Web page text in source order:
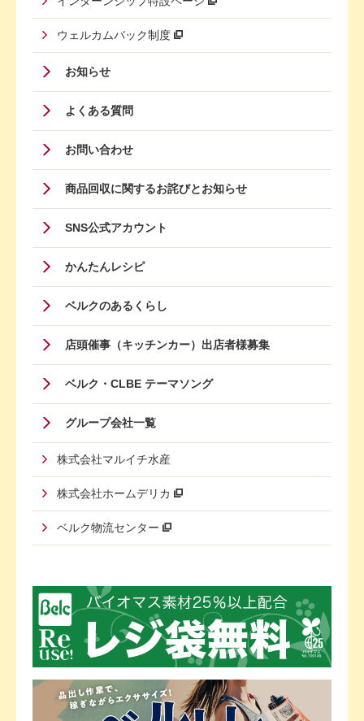
ウェルカムバック制度
Footer
Menu
Four
お知らせ
よくある質問
お問い合わせ
商品回収に関するお詫びとお知らせ
SNS公式アカウント
かんたんレシピ
ベルクのあるくらし
店頭催事（キッチンカー）出店者様募集
ベルク・CLBE テーマソング
グループ会社一覧
株式会社マルイチ水産
株式会社ホームデリカ
ベルク物流センター